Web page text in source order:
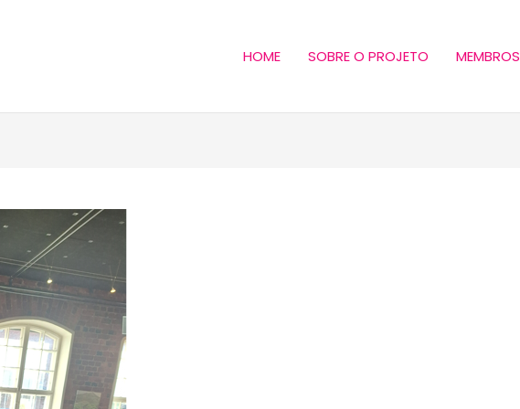
HOME SOBRE O PROJETO MEMBROS